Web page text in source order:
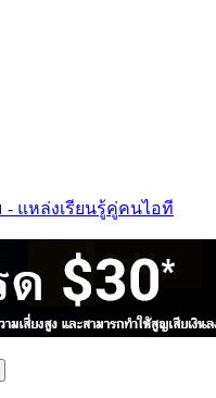
แหล่งเรียนรู้คู่คนไอที